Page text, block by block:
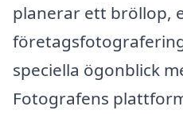
planerar ett bröllop,
speciella ögonblick
Fotografens